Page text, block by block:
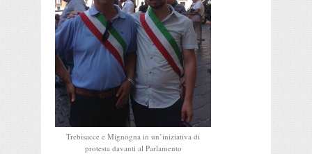
Trebisacce e Mignogna in un’iniziativa di
protesta davanti al Parlamento